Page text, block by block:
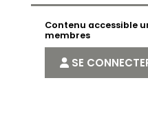
Contenu accessible
membres
SE